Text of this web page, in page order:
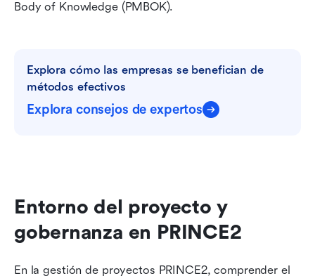
Body of Knowledge (PMBOK).
Explora cómo las empresas se benefician de
métodos efectivos
Explora consejos de expertos
Entorno del proyecto y
gobernanza en PRINCE2
En la gestión de proyectos PRINCE2, comprender el